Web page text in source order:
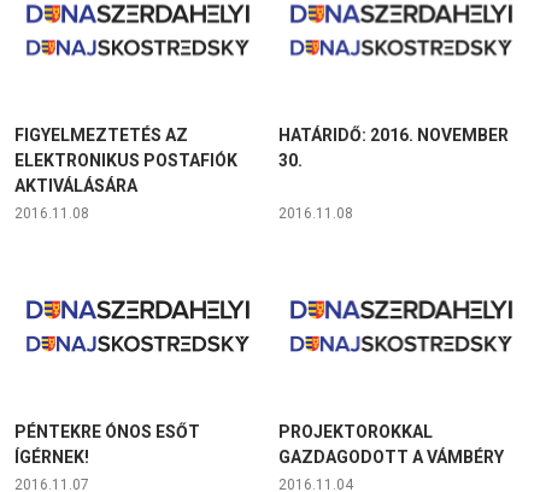
FIGYELMEZTETÉS AZ
ELEKTRONIKUS POSTAFIÓK
AKTIVÁLÁSÁRA
2016.11.08
HATÁRIDŐ: 2016. NOVEMBER
30.
2016.11.08
PÉNTEKRE ÓNOS ESŐT
ÍGÉRNEK!
2016.11.07
PROJEKTOROKKAL
GAZDAGODOTT A VÁMBÉRY
2016.11.04